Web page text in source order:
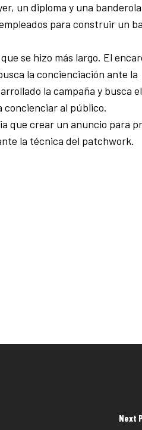
un diploma y una
para construir un
se hizo más largo. El
la concienciación ante la
la campaña y busca
concienciar al público.
que crear un anuncio para
la técnica del patchwork.
Next